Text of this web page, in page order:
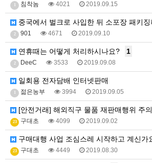
침착놈 4021 2019.09.15
중국에서 벌크로 사입한 뒤 소포장 패키
2 901 4671 2019.09.10
연휴때는 어떻게 처리하시나요? 1
2 DeeC 3533 2019.09.08
일회용 전자담배 인터넷판매
젊은농부 3994 2019.09.05
[안전거래] 해외직구 물품 재판매행위 주
23 구대초 4099 2019.09.02
구매대행 사업 조심스레 시작하고 계신가
23 구대초 4449 2019.08.30